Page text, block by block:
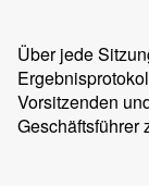
Über jede
Vorsitzenden
Geschäftsführer